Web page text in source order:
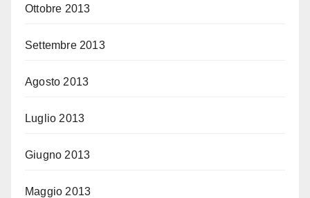
Ottobre 2013
Settembre 2013
Agosto 2013
Luglio 2013
Giugno 2013
Maggio 2013